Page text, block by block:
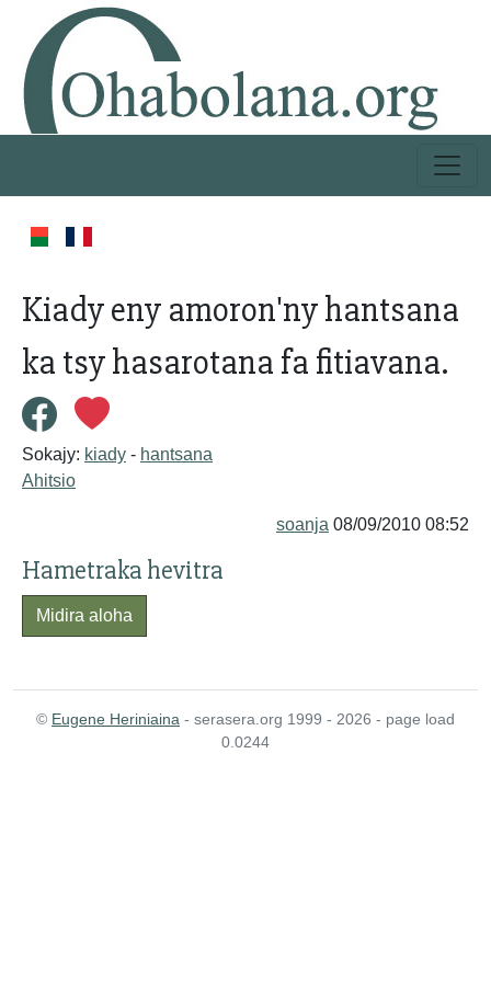
Kiady eny amoron'ny hantsana
ka tsy hasarotana fa fitiavana.
Sokajy: kiady - hantsana
Ahitsio
soanja 08/09/2010 08:52
Hametraka hevitra
Midira aloha
© Eugene Heriniaina - serasera.org 1999 - 2026 - page load
0.0244